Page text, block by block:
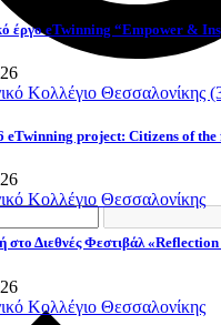
έργο eTwinning “Empower &
eTwinning project: Citizens of
στο Διεθνές Φεστιβάλ